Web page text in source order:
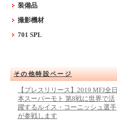
装備品
撮影機材
701 SPL
その他特設ページ
【プレスリリース】2019 MFJ全日
本スーパーモト 第8戦に世界で活
躍するルイス・コーニッシュ選手
が参戦します